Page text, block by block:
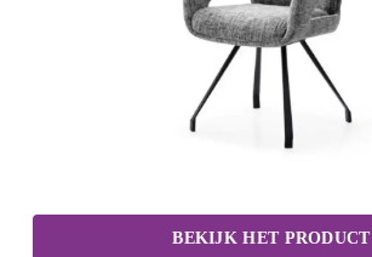
BEKIJK HET PRODUCT